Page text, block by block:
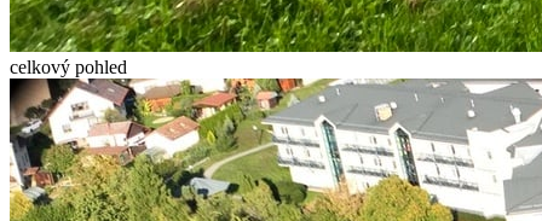
celkový pohled